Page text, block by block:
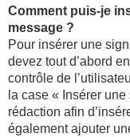
Comment puis-je
message ?
Pour insérer une
devez tout d’abord
contrôle de
la case « Insérer
rédaction afin
également ajouter